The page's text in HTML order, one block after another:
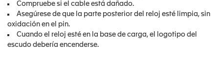
Compruebe si el cable está dañado.
Asegúrese de que la parte posterior del reloj esté limpia, sin
oxidación en el pin.
Cuando el reloj esté en la base de carga, el logotipo del
escudo debería encenderse.